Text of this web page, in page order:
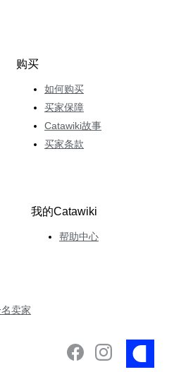
购买
如何购买
买家保障
Catawiki故事
买家条款
卖家
我的Catawiki
帮助中心